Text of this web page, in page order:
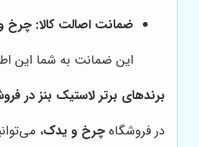
ضمانت اصالت کالا: چرخ
این ضمانت به شما این
برندهای برتر لاستیک بنز در
در فروشگاه چرخ و یدک،